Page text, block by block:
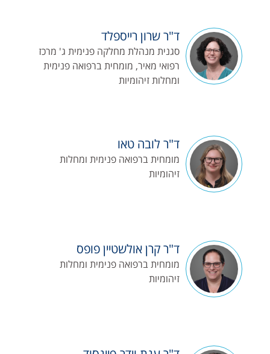
ד"ר שרון רייספלד
סגנית מנהלת מחלקה פנימית ג' מרכז
רפואי מאיר, מומחית ברפואה פנימית
ומחלות זיהומיות
ד"ר לובה טאו
מומחית ברפואה פנימית ומחלות
זיהומיות
ד"ר קרן אולשטיין פופס
מומחית ברפואה פנימית ומחלות
זיהומיות